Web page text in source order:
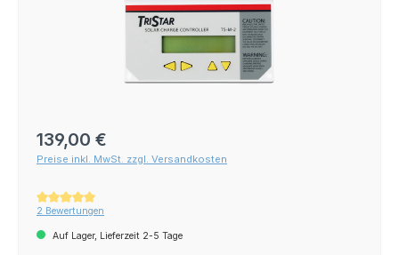
Regulärer Preis:
139,00 €
Preise inkl. MwSt. zzgl. Versandkosten
Durchschnittliche Bewertung von 5 von 5 Sternen
2 Bewertungen
Auf Lager, Lieferzeit 2-5 Tage